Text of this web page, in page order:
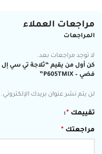
مراجعات العملاء
المراجعات
لا توجد مراجعات بعد.
فضي – P605TMIX”
لن يتم نشر عنوان بريدك الإلكتروني.
تقييمك *
مراجعتك *